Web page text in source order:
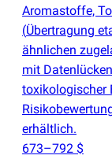
Aromastoffe,
(Übertragung
ähnlichen
mit
toxikologischer
erhältlich.
673–792 $